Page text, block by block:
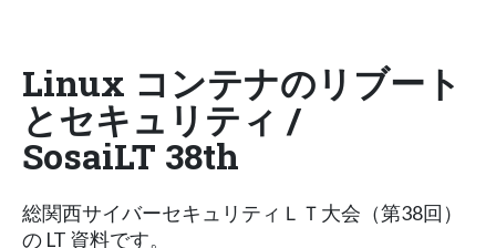
Linux コンテナのリブート
とセキュリティ /
SosaiLT 38th
総関西サイバーセキュリティＬＴ大会（第38回）
の LT 資料です。